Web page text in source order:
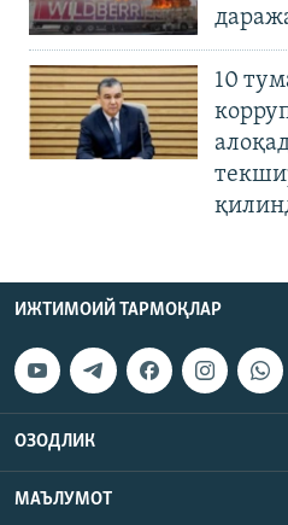
10
ИЖТИМОИЙ ТАРМОҚЛАР
ОЗОДЛИК
МАЪЛУМОТ